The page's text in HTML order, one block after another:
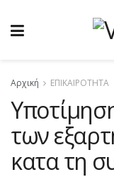
Αρχική ΕΠΙΚΑΙΡΟΤΗΤΑ
των
κατα τη